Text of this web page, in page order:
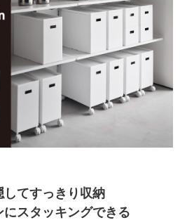
してすっきり収納
にスタッキングできる